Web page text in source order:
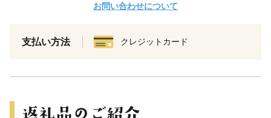
お問い合わせについて
支払い方法 クレジットカード